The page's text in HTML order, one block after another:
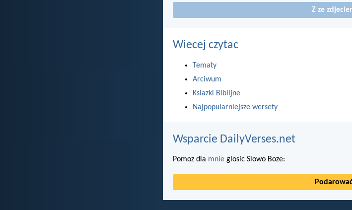
Z ze
Wiecej czytac
Tematy
Arciwum
Ksiazki Biblijne
Najpopularniejsze wersety
Wsparcie DailyVerses.net
Pomoz dla mnie glosic Slowo Boze: